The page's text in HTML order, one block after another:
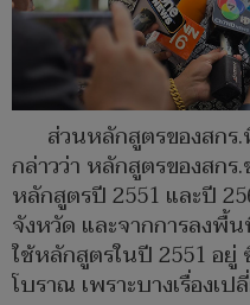
ส่วนหลักสูตรของสก
กล่าวว่า หลักสูตรของสก
หลักสูตรปี 2551 และปี
จังหวัด และจากการลงพื้
ใช้หลักสูตรในปี 2551 อยู่
โบราณ เพราะบางเรื่องเ